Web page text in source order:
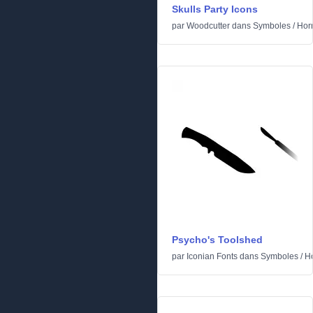
Skulls Party Icons
par Woodcutter dans Symboles /
Psycho's Toolshed
par Iconian Fonts dans Symboles /